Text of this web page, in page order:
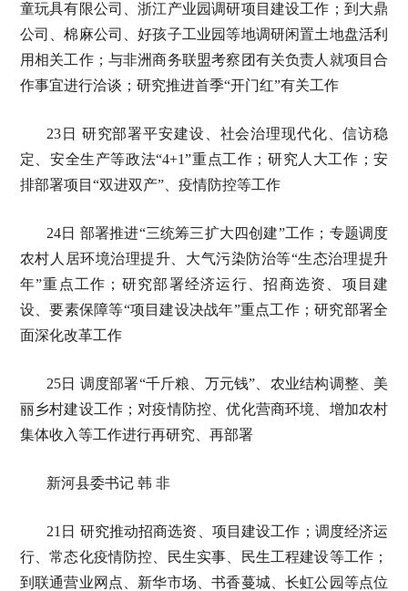
童玩具有限公司、浙江产业园调研项目建设工作；到大鼎
公司、棉麻公司、好孩子工业园等地调研闲置土地盘活利
用相关工作；与非洲商务联盟考察团有关负责人就项目合
作事宜进行洽谈；研究推进首季“开门红”有关工作
23日 研究部署平安建设、社会治理现代化、信访稳
定、安全生产等政法“4+1”重点工作；研究人大工作；安
排部署项目“双进双产”、疫情防控等工作
24日 部署推进“三统筹三扩大四创建”工作；专题调度
农村人居环境治理提升、大气污染防治等“生态治理提升
年”重点工作；研究部署经济运行、招商选资、项目建
设、要素保障等“项目建设决战年”重点工作；研究部署全
面深化改革工作
25日 调度部署“千斤粮、万元钱”、农业结构调整、美
丽乡村建设工作；对疫情防控、优化营商环境、增加农村
集体收入等工作进行再研究、再部署
新河县委书记 韩 非
21日 研究推动招商选资、项目建设工作；调度经济运
行、常态化疫情防控、民生实事、民生工程建设等工作；
到联通营业网点、新华市场、书香蔓城、长虹公园等点位